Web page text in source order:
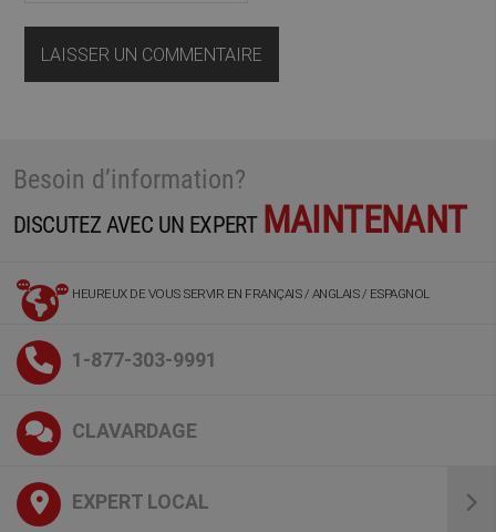
Besoin d’information?
DISCUTEZ AVEC UN EXPERT MAINTENANT
HEUREUX DE VOUS SERVIR EN FRANÇAIS / ANGLAIS / ESPAGNOL
1-877-303-9991
CLAVARDAGE
EXPERT LOCAL